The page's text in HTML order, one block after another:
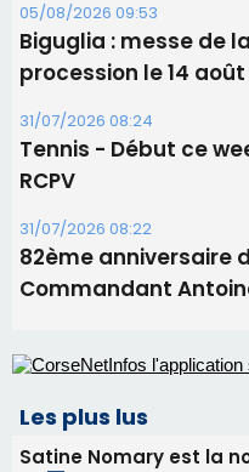
05/08/2026 09:53
Biguglia : messe de
procession le 14 août
31/07/2026 08:24
Tennis - Début ce
RCPV
31/07/2026 08:22
82ème anniversaire
Commandant
Les plus lus
Satine Nomary est la